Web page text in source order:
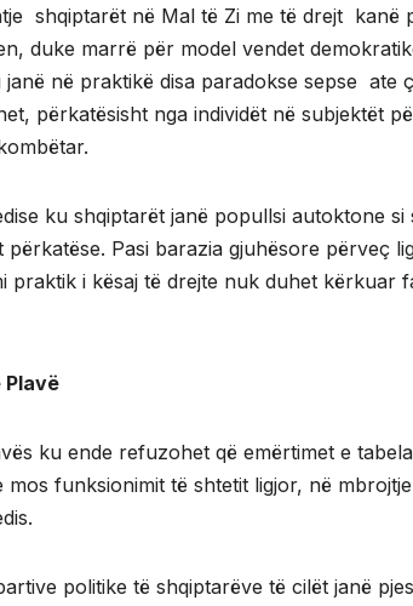
shqiptarët në Mal të Zi me të drejt
duke marrë për model vendet
në praktikë disa paradokse sepse ate
përkatësisht nga individët në subjektët
ku shqiptarët janë popullsi autoktone
përkatëse. Pasi barazia gjuhësore përveç
praktik i kësaj të drejte nuk duhet kërkuar
Plavë
ku ende refuzohet që emërtimet e
mos funksionimit të shtetit ligjor, në
politike të shqiptarëve të cilët janë